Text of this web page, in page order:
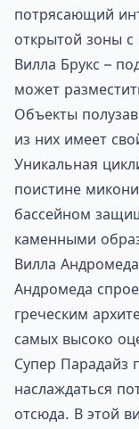
потрясающий
открытой зоны с
Вилла Брукс –
может
Объекты
из них имеет
Уникальная
поистине
бассейном
каменными
Вилла
Андромеда
греческим
самых высоко
Супер Парадайз
наслаждаться
отсюда. В этой